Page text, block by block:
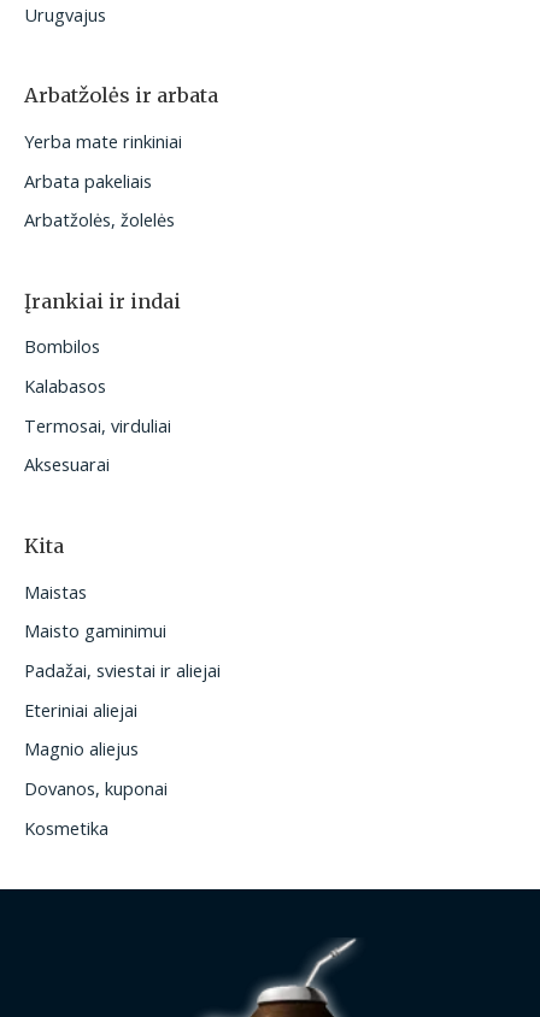
Urugvajus
Arbatžolės ir arbata
Yerba mate rinkiniai
Arbata pakeliais
Arbatžolės, žolelės
Įrankiai ir indai
Bombilos
Kalabasos
Termosai, virduliai
Aksesuarai
Kita
Maistas
Maisto gaminimui
Padažai, sviestai ir aliejai
Eteriniai aliejai
Magnio aliejus
Dovanos, kuponai
Kosmetika